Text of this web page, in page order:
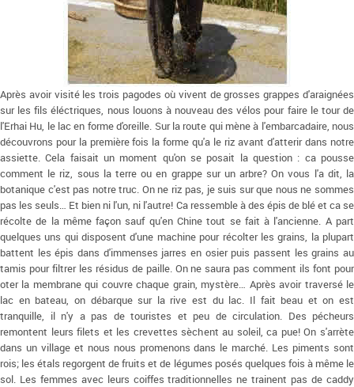
Après avoir visité les trois pagodes où vivent de grosses grappes d'araignées
sur les fils éléctriques, nous louons à nouveau des vélos pour faire le tour de
l'Erhai Hu, le lac en forme d'oreille. Sur la route qui mène à l'embarcadaire, nous
découvrons pour la première fois la forme qu'a le riz avant d'atterir dans notre
assiette. Cela faisait un moment qu'on se posait la question : ca pousse
comment le riz, sous la terre ou en grappe sur un arbre? On vous l'a dit, la
botanique c'est pas notre truc. On ne riz pas, je suis sur que nous ne sommes
pas les seuls… Et bien ni l'un, ni l'autre! Ca ressemble à des épis de blé et ca se
récolte de la même façon sauf qu'en Chine tout se fait à l'ancienne. A part
quelques uns qui disposent d'une machine pour récolter les grains, la plupart
battent les épis dans d'immenses jarres en osier puis passent les grains au
tamis pour filtrer les résidus de paille. On ne saura pas comment ils font pour
oter la membrane qui couvre chaque grain, mystère… Après avoir traversé le
lac en bateau, on débarque sur la rive est du lac. Il fait beau et on est
tranquille, il n'y a pas de touristes et peu de circulation. Des pécheurs
remontent leurs filets et les crevettes sèchent au soleil, ca pue! On s'arrète
dans un village et nous nous promenons dans le marché. Les piments sont
rois; les étals regorgent de fruits et de légumes posés quelques fois à même le
sol. Les femmes avec leurs coiffes traditionnelles ne trainent pas de caddy